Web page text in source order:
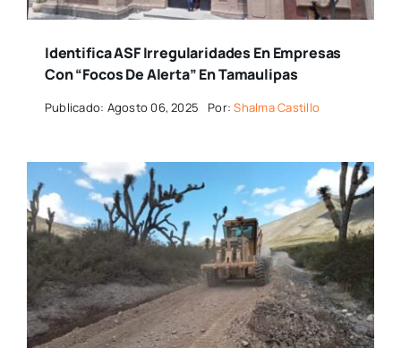
Identifica ASF Irregularidades En Empresas
Con “focos De Alerta” En Tamaulipas
Publicado: Agosto 06, 2025 Por:Shalma Castillo